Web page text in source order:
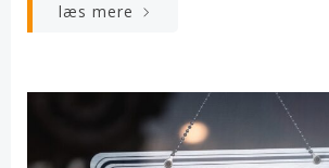
læs mere